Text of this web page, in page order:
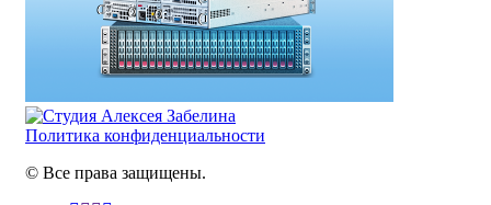
Политика конфиденциальности
© Все права защищены.